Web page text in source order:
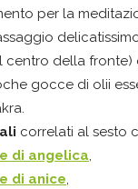
per la
centro della fronte)
gocce di olii
correlati al sesto
di angelica,
di anice,